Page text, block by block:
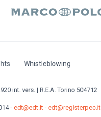
Whistleblowing
int. vers. | R.E.A. Torino 504712
- edt@edt.it- edt@registerpec.it